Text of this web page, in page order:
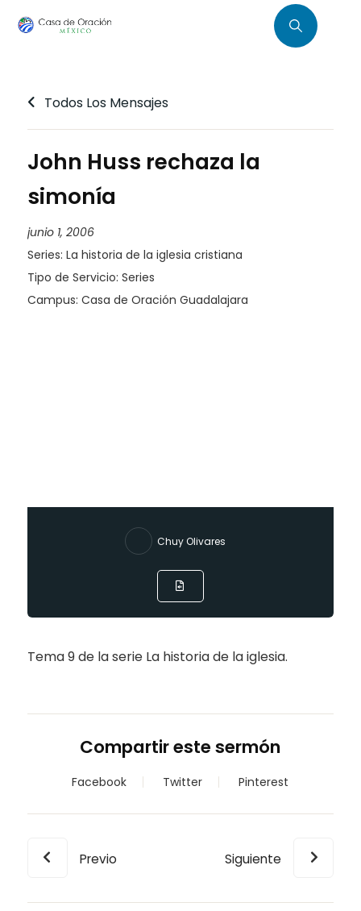
Todos Los Mensajes
John Huss rechaza la
simonía
junio 1, 2006
Series: La historia de la iglesia cristiana
Tipo de Servicio: Series
Campus: Casa de Oración Guadalajara
Chuy Olivares
Tema 9 de la serie La historia de la iglesia.
Compartir este sermón
Facebook Twitter Pinterest
Previo Siguiente